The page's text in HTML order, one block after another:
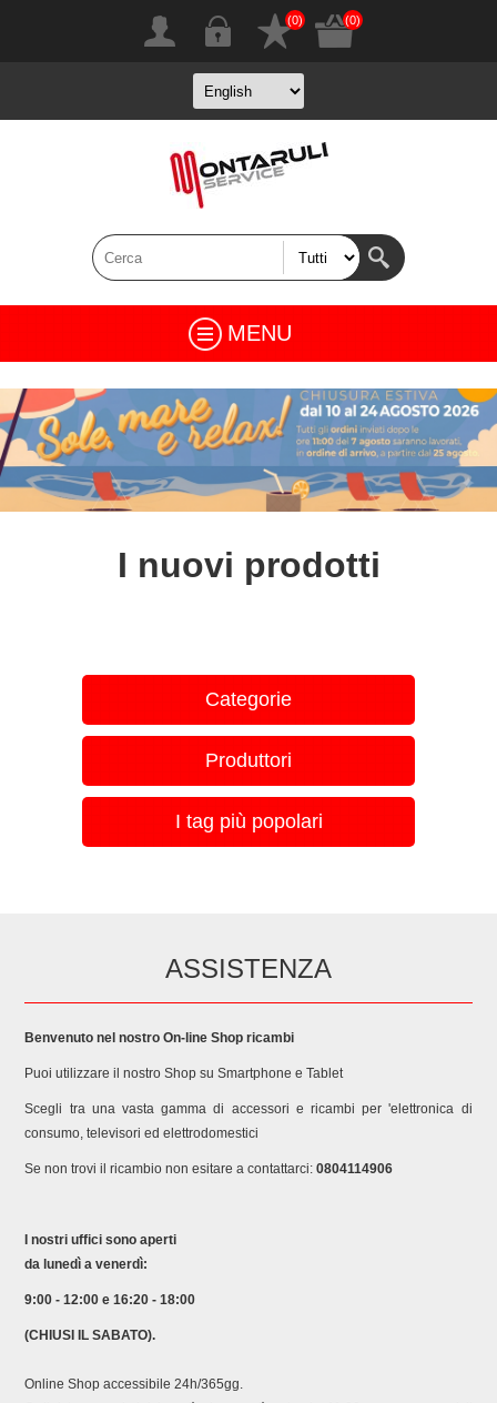
(0) (0)
MENU
I nuovi prodotti
Categorie
Produttori
I tag più popolari
ASSISTENZA
Benvenuto nel nostro On-line Shop ricambi
Puoi utilizzare il nostro Shop su Smartphone e Tablet
Scegli tra una vasta gamma di accessori e ricambi per 'elettronica di
consumo, televisori ed elettrodomestici
Se non trovi il ricambio non esitare a contattarci:0804114906
I nostri uffici sono aperti
da lunedì a venerdì:
9:00 - 12:00 e 16:20 - 18:00
(CHIUSI IL SABATO).
Online Shop accessibile 24h/365gg.